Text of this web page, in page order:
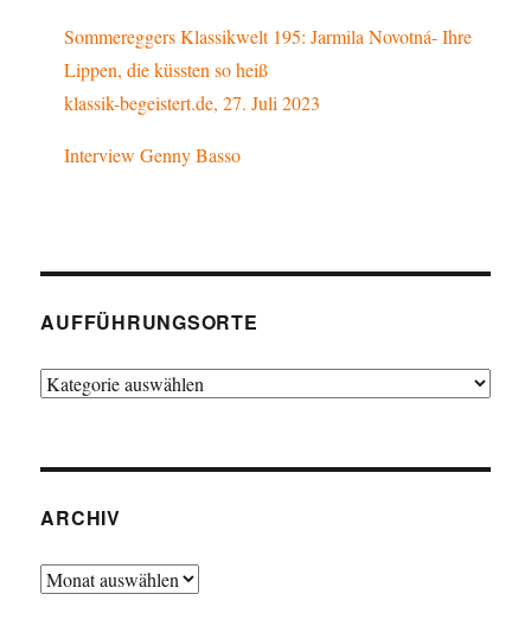
Sommereggers Klassikwelt 195: Jarmila Novotná- Ihre
Lippen, die küssten so heiß
klassik-begeistert.de, 27. Juli 2023
Interview Genny Basso
AUFFÜHRUNGSORTE
Aufführungsorte
ARCHIV
Archiv